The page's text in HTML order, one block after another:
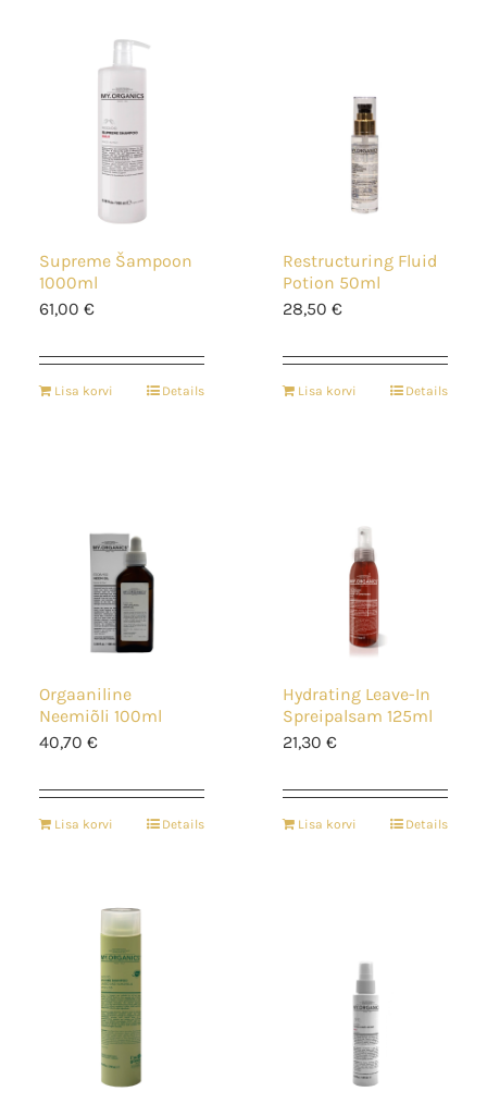
Supreme Šampoon
1000ml
61,00 €
Lisa korvi Details
Restructuring Fluid
Potion 50ml
28,50 €
Lisa korvi Details
Orgaaniline
Neemiõli 100ml
40,70 €
Lisa korvi Details
Hydrating Leave-In
Spreipalsam 125ml
21,30 €
Lisa korvi Details